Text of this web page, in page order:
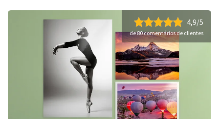
4,9/5
de 80 comentários de clientes